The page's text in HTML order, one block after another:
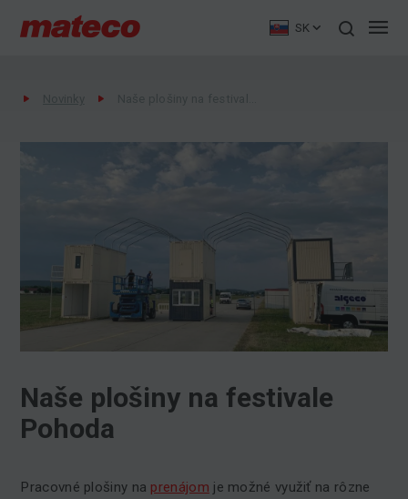
SK
Naše plošiny na festivale
Pohoda
Pracovné plošiny na prenájom je možné využiť na rôzne